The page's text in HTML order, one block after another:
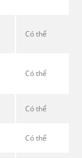
Có thể
Có thể
Có thể
Có thể